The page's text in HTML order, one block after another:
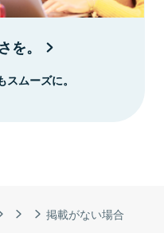
掲載がない場合
を。
ムーズに。